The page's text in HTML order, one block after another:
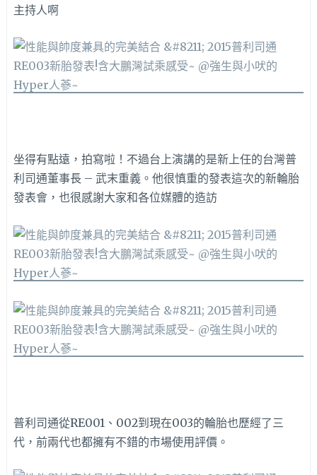
主持人啊
坐得有點遠，拍寫啦！不過台上演講的是新上任的台灣普
利司通董事長 – 武末重義。他很慎重的發表這次的新輪胎
發表會，也很感謝大家和各位媒體的造訪
普利司通從RE001、002到現在003的輪胎也歷經了三
代，前兩代也都擁有不錯的市場使用評價。